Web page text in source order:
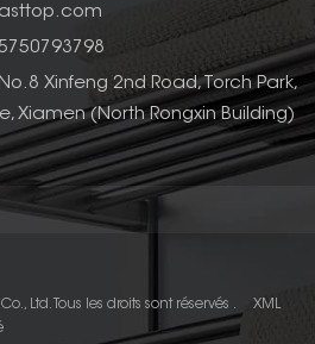
Xinfeng 2nd Road, Torch Park,
Xiamen (North Rongxin Building)
Ltd. Tous les droits sont réservés .
XML